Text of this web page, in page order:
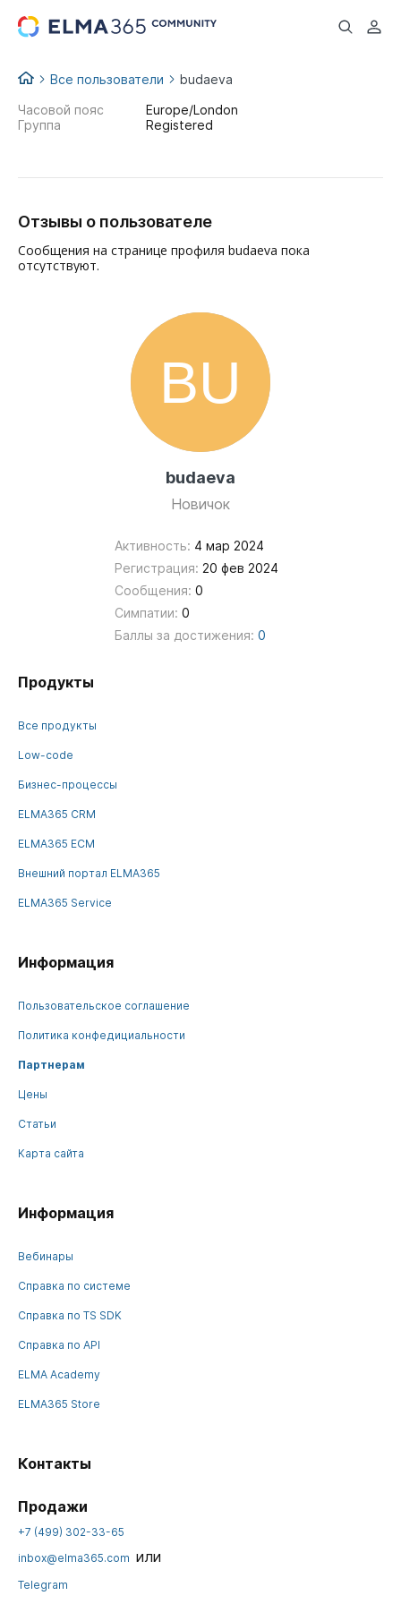
...
Все пользователи budaeva
budaeva
Новичок
Активность: 4 мар 2024
Регистрация: 20 фев 2024
Сообщения: 0
Симпатии: 0
Баллы за достижения: 0
Часовой пояс
Europe/London
Группа
Registered
Отзывы о пользователе
Сообщения на странице профиля budaeva пока
отсутствуют.
Продукты
Все продукты
Low-code
Бизнес-процессы
ELMA365 CRM
ELMA365 ECM
Внешний портал ELMA365
ELMA365 Service
Информация
Пользовательское соглашение
Политика конфедициальности
Партнерам
Цены
Статьи
Карта сайта
Информация
Вебинары
Справка по системе
Справка по TS SDK
Справка по API
ELMA Academy
ELMA365 Store
Контакты
Продажи
+7 (499) 302-33-65
inbox@elma365.com или
Telegram